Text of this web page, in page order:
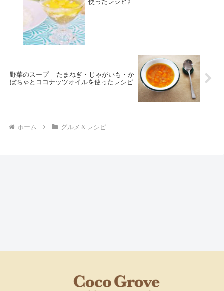
使ったレシピ》
野菜のスープ – たまねぎ・じゃがいも・か
ぼちゃとココナッツオイルを使ったレシピ
ホーム グルメ＆レシピ